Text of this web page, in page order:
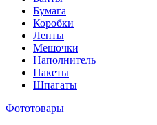
Бумага
Коробки
Ленты
Мешочки
Наполнитель
Пакеты
Шпагаты
Фототовары